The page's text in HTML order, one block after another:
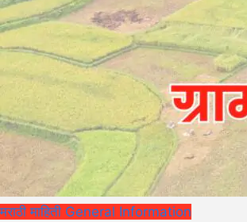
मराठी माहिती General Information